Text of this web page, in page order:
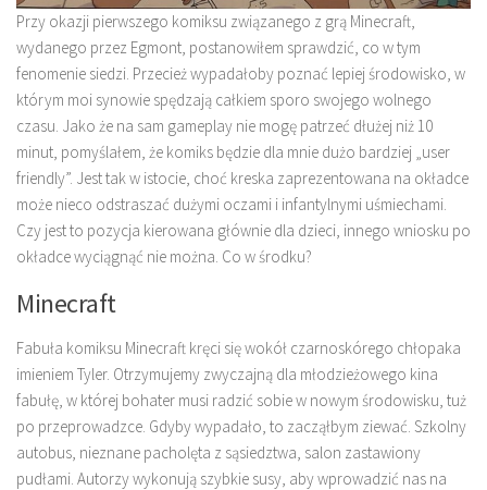
Przy okazji pierwszego komiksu związanego z grą Minecraft,
wydanego przez Egmont, postanowiłem sprawdzić, co w tym
fenomenie siedzi. Przecież wypadałoby poznać lepiej środowisko, w
którym moi synowie spędzają całkiem sporo swojego wolnego
czasu. Jako że na sam gameplay nie mogę patrzeć dłużej niż 10
minut, pomyślałem, że komiks będzie dla mnie dużo bardziej „user
friendly”. Jest tak w istocie, choć kreska zaprezentowana na okładce
może nieco odstraszać dużymi oczami i infantylnymi uśmiechami.
Czy jest to pozycja kierowana głównie dla dzieci, innego wniosku po
okładce wyciągnąć nie można. Co w środku?
Minecraft
Fabuła komiksu Minecraft kręci się wokół czarnoskórego chłopaka
imieniem Tyler. Otrzymujemy zwyczajną dla młodzieżowego kina
fabułę, w której bohater musi radzić sobie w nowym środowisku, tuż
po przeprowadzce. Gdyby wypadało, to zacząłbym ziewać. Szkolny
autobus, nieznane pacholęta z sąsiedztwa, salon zastawiony
pudłami. Autorzy wykonują szybkie susy, aby wprowadzić nas na